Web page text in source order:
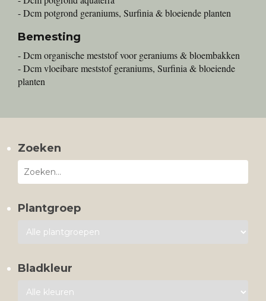
- Dcm potgrond geraniums, Surfinia & bloeiende planten
Bemesting
- Dcm organische meststof voor geraniums & bloembakken
- Dcm vloeibare meststof geraniums, Surfinia & bloeiende
planten
Zoeken
Plantgroep
Bladkleur